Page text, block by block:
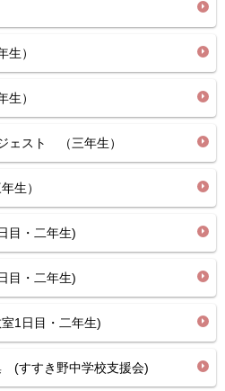
）
）
スト （三年生）
生）
目・二年生)
目・二年生)
1日目・二年生)
(すすき野中学校支援会)